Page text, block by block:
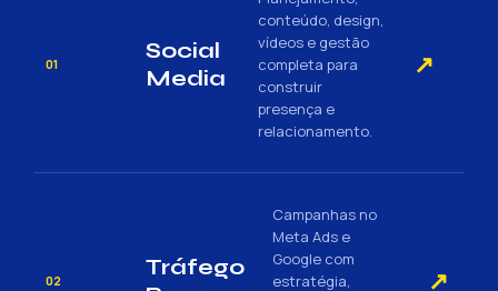
01
Social
Media
conteúdo, design,
vídeos e gestão
completa para
construir
presença e
relacionamento.
↗
02
Tráfego
Campanhas no
Meta Ads e
Google com
estratégia,
↗